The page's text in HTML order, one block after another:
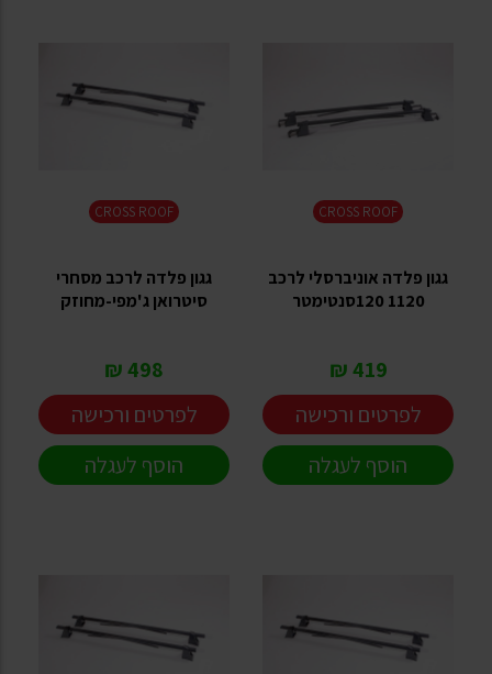
CROSS ROOF
גגון פלדה אוניברסלי לרכב
1120 120סנטימטר
419 ₪
לפרטים ורכישה
הוסף לעגלה
CROSS ROOF
גגון פלדה לרכב מסחרי
סיטרואן ג'מפי-מחוזק
498 ₪
לפרטים ורכישה
הוסף לעגלה